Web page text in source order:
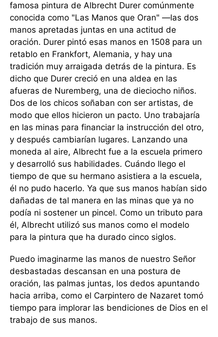
famosa pintura de Albrecht Durer comúnmente
conocida como "Las Manos que Oran" —las dos
manos apretadas juntas en una actitud de
oración. Durer pintó esas manos en 1508 para un
retablo en Frankfort, Alemania, y hay una
tradición muy arraigada detrás de la pintura. Es
dicho que Durer creció en una aldea en las
afueras de Nuremberg, una de dieciocho niños.
Dos de los chicos soñaban con ser artistas, de
modo que ellos hicieron un pacto. Uno trabajaría
en las minas para financiar la instrucción del otro,
y después cambiarían lugares. Lanzando una
moneda al aire, Albrecht fue a la escuela primero
y desarrolló sus habilidades. Cuándo llego el
tiempo de que su hermano asistiera a la escuela,
él no pudo hacerlo. Ya que sus manos habían sido
dañadas de tal manera en las minas que ya no
podía ni sostener un pincel. Como un tributo para
él, Albrecht utilizó sus manos como el modelo
para la pintura que ha durado cinco siglos.
Puedo imaginarme las manos de nuestro Señor
desbastadas descansan en una postura de
oración, las palmas juntas, los dedos apuntando
hacia arriba, como el Carpintero de Nazaret tomó
tiempo para implorar las bendiciones de Dios en el
trabajo de sus manos.